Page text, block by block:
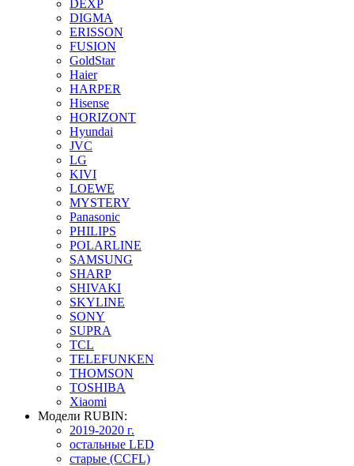
DEXP
DIGMA
ERISSON
FUSION
GoldStar
Haier
HARPER
Hisense
HORIZONT
Hyundai
JVC
LG
KIVI
LOEWE
MYSTERY
Panasonic
PHILIPS
POLARLINE
SAMSUNG
SHARP
SHIVAKI
SKYLINE
SONY
SUPRA
TCL
TELEFUNKEN
THOMSON
TOSHIBA
Xiaomi
Модели RUBIN:
2019-2020 г.
остальные LED
старые (CCFL)